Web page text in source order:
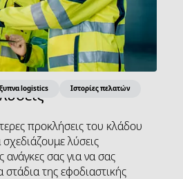
προκλήσεις του κλάδου
λύσεις
ανάγκες σας για να σας
στάδια της εφοδιαστικής
logistics Ιστορίες πελατών